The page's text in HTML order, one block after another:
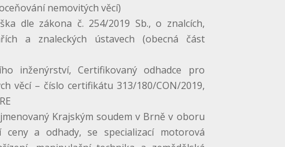
nemovitých věcí)
dle zákona č. 254/2019 Sb., o znalcích,
a znaleckých ústavech (obecná část
inženýrství, Certifikovaný odhadce pro
věcí – číslo certifikátu 313/180/CON/2019,
Krajským soudem v Brně v oboru
ceny a odhady, se specializací motorová